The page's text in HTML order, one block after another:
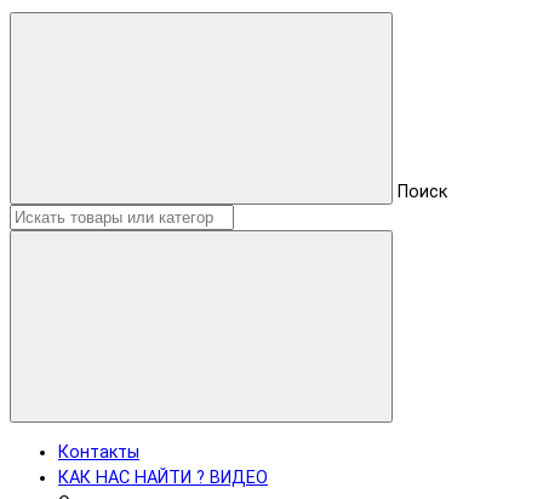
Поиск
Контакты
КАК НАС НАЙТИ ? ВИДЕО